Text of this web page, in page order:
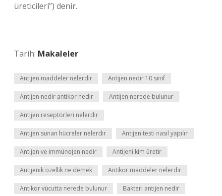
üreticileri”) denir.
Tarih: Makaleler
Antijen maddeler nelerdir Antijen nedir 10 sınıf
Antijen nedir antikor nedir Antijen nerede bulunur
Antijen reseptörleri nelerdir
Antijen sunan hücreler nelerdir Antijen testi nasıl yapılır
Antijen ve immünojen nedir Antijeni kim üretir
Antijenik özellik ne demek Antikor maddeler nelerdir
Antikor vücutta nerede bulunur Bakteri antijen nedir